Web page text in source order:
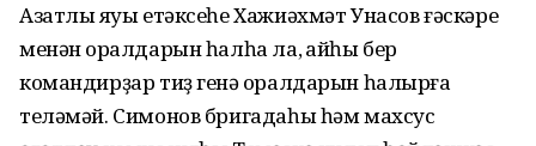
Азатлыҡ яуы етәксеһе Хажиәхмәт Унасов ғәскәре
менән ҡоралдарын һалһа ла, ҡайһы бер
командирҙар тиҙ генә ҡоралдарын һалырға
теләмәй. Симонов бригадаһы һәм махсус